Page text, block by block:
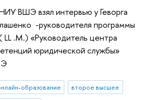
ВШЭ взял интервью у Геворга
-руководителя программы
.M.) «Руководитель центра
юридической службы»
образование
второе высшее